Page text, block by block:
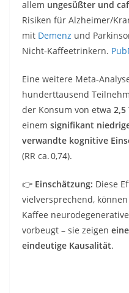
allem ungesüßter und
Risiken für Alzheimer/
mit Demenz und
Nicht‑Kaffeetrinkern.
Eine weitere
hunderttausend
der Konsum von etwa 2,5
einem signifikant
verwandte kognitive
(RR ca. 0,74).
👉 Einschätzung: Diese
vielversprechend,
Kaffee
vorbeugt – sie zeigen
eindeutige Kausalität.